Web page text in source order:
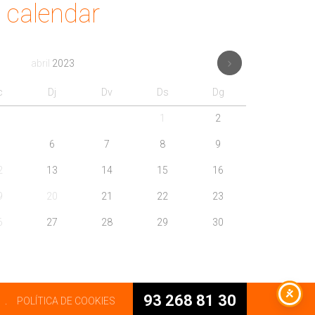
calendar
abril 2023
Dj Dv Ds Dg
1 2
6 7 8 9
13 14 15 16
20 21 22 23
27 28 29 30
93 268 81 30
. POLÍTICA DE COOKIES